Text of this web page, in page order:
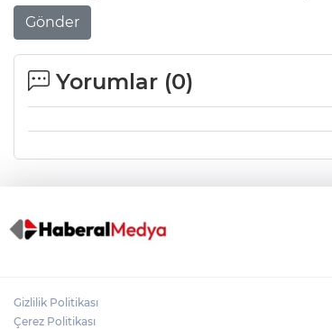
Gönder
Yorumlar (0)
Gizlilik Politikası
Çerez Politikası